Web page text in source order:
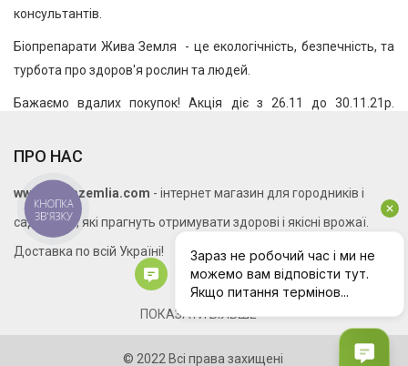
консультантів.
Біопрепарати Жива Земля - це екологічність, безпечність, та
турбота про здоров'я рослин та людей.
Бажаємо вдалих покупок! Акція діє з 26.11 до 30.11.21р.
ПРО НАС
www.zhyvazemlia.com - інтернет магазин для городників і
садівників, які прагнуть отримувати здорові і якісні врожаї.
Доставка по всій Україні!
ПОКАЗАТИ БІЛЬШЕ
© 2022 Всі права захищені
КНОПКА
ЗВ'ЯЗКУ